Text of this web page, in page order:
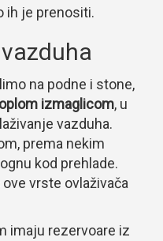
ih je prenositi.
na podne i stone,
izmaglicom, u
vazduha.
prema nekim
kod prehlade.
vrste ovlaživača
imaju rezervoare iz